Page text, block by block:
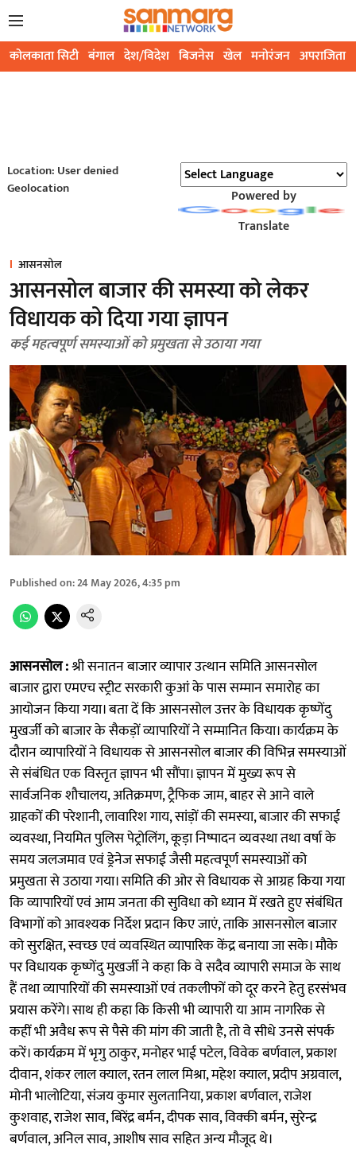
कोलकाता सिटी बंगाल देश/विदेश बिजनेस खेल मनोरंजन अपराजिता
Location: User denied
Geolocation
Powered by
Translate
आसनसोल
आसनसोल बाजार की समस्या को लेकर
विधायक को दिया गया ज्ञापन
कई महत्वपूर्ण समस्याओं को प्रमुखता से उठाया गया
Published on:24 May 2026, 4:35 pm
आसनसोल :श्री सनातन बाजार व्यापार उत्थान समिति आसनसोल
बाजार द्वारा एमएच स्ट्रीट सरकारी कुआं के पास सम्मान समारोह का
आयोजन किया गया। बता दें कि आसनसोल उत्तर के विधायक कृष्णेंदु
मुखर्जी को बाजार के सैकड़ों व्यापारियों ने सम्मानित किया। कार्यक्रम के
दौरान व्यापारियों ने विधायक से आसनसोल बाजार की विभिन्न समस्याओं
से संबंधित एक विस्तृत ज्ञापन भी सौंपा। ज्ञापन में मुख्य रूप से
सार्वजनिक शौचालय, अतिक्रमण, ट्रैफिक जाम, बाहर से आने वाले
ग्राहकों की परेशानी, लावारिश गाय, सांड़ों की समस्या, बाजार की सफाई
व्यवस्था, नियमित पुलिस पेट्रोलिंग, कूड़ा निष्पादन व्यवस्था तथा वर्षा के
समय जलजमाव एवं ड्रेनेज सफाई जैसी महत्वपूर्ण समस्याओं को
प्रमुखता से उठाया गया। समिति की ओर से विधायक से आग्रह किया गया
कि व्यापारियों एवं आम जनता की सुविधा को ध्यान में रखते हुए संबंधित
विभागों को आवश्यक निर्देश प्रदान किए जाएं, ताकि आसनसोल बाजार
को सुरक्षित, स्वच्छ एवं व्यवस्थित व्यापारिक केंद्र बनाया जा सके। मौके
पर विधायक कृष्णेंदु मुखर्जी ने कहा कि वे सदैव व्यापारी समाज के साथ
हैं तथा व्यापारियों की समस्याओं एवं तकलीफों को दूर करने हेतु हरसंभव
प्रयास करेंगे। साथ ही कहा कि किसी भी व्यापारी या आम नागरिक से
कहीं भी अवैध रूप से पैसे की मांग की जाती है, तो वे सीधे उनसे संपर्क
करें। कार्यक्रम में भृगु ठाकुर, मनोहर भाई पटेल, विवेक बर्णवाल, प्रकाश
दीवान, शंकर लाल क्याल, रतन लाल मिश्रा, महेश क्याल, प्रदीप अग्रवाल,
मोनी भालोटिया, संजय कुमार सुलतानिया, प्रकाश बर्णवाल, राजेश
कुशवाह, राजेश साव, बिरेंद्र बर्मन, दीपक साव, विक्की बर्मन, सुरेन्द्र
बर्णवाल, अनिल साव, आशीष साव सहित अन्य मौजूद थे।